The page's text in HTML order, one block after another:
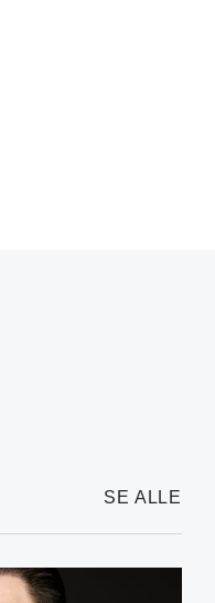
SE ALLE